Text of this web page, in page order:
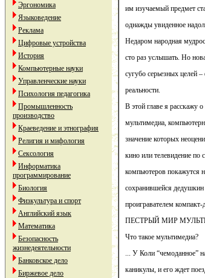
Эргономика
Языковедение
Реклама
Цифровые устройства
История
Компьютерные науки
Управленческие науки
Психология педагогика
Промышленность
производство
Краеведение и этнография
Религия и мифология
Сексология
Информатика
программирование
Биология
Физкультура и спорт
Английский язык
Математика
Безопасность
жизнедеятельности
Банковское дело
Биржевое дело
им изучаемый предмет
однажды увиденное
Недаром народная
сто раз услышать. Но
сугубо серьезных целей
реальности.
В этой главе я расскажу
мультимедиа,
значение которых
кино или телевидение
компьютеров покажутся
сохранившейся
проигравателем компакт-
ПЕСТРЫЙ МИР
Что такое мультимедиа?
... У Коли “чемоданное”
каникулы, и его ждет